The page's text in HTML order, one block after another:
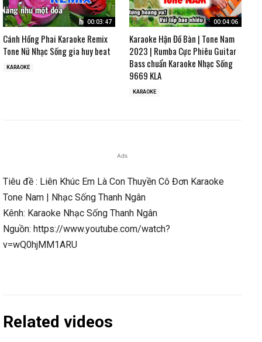
00:03:47
Cánh Hồng Phai Karaoke Remix
Tone Nữ Nhạc Sống gia huy beat
KARAOKE
00:04:06
Karaoke Hận Đồ Bàn | Tone Nam
2023 | Rumba Cực Phiêu Guitar
Bass chuẩn Karaoke Nhạc Sống
9669 KLA
KARAOKE
Ads
Tiêu đề : Liên Khúc Em Là Con Thuyền Cô Đơn Karaoke
Tone Nam | Nhạc Sống Thanh Ngân
Kênh: Karaoke Nhạc Sống Thanh Ngân
Nguồn: https://www.youtube.com/watch?
v=wQ0hjMM1ARU
Related videos